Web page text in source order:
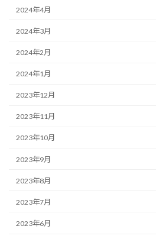
2024年4月
2024年3月
2024年2月
2024年1月
2023年12月
2023年11月
2023年10月
2023年9月
2023年8月
2023年7月
2023年6月